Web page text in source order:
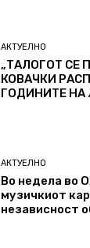
АКТУЕЛНО
„ТАЛОГОТ СЕ
КОВАЧКИ
ГОДИНИТЕ
АКТУЕЛНО
Во недела во
музичкиот
независност